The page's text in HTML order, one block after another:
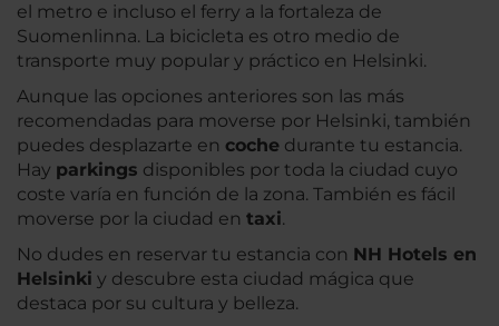
el metro e incluso el ferry a la fortaleza de
Suomenlinna. La bicicleta es otro medio de
transporte muy popular y práctico en Helsinki.
Aunque las opciones anteriores son las más
recomendadas para moverse por Helsinki, también
puedes desplazarte en coche durante tu estancia.
Hay parkings disponibles por toda la ciudad cuyo
coste varía en función de la zona. También es fácil
moverse por la ciudad en taxi.
No dudes en reservar tu estancia con NH Hotels en
Helsinki y descubre esta ciudad mágica que
destaca por su cultura y belleza.